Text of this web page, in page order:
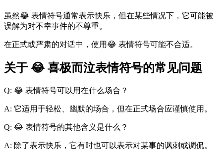
虽然😂 表情符号通常表示快乐，但在某些情况下，它可能被
误解为对不幸事件的不尊重。
在正式或严肃的对话中，使用😂 表情符号可能不合适。
关于 😂 喜极而泣表情符号的常见问题
Q: 😂 表情符号可以用在什么场合？
A: 它适用于轻松、幽默的场合，但在正式场合应谨慎使用。
Q: 😂 表情符号的其他含义是什么？
A: 除了表示快乐，它有时也可以表示对某事的讽刺或调侃。